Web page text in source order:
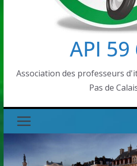
API 59
Association des professeurs
Pas de